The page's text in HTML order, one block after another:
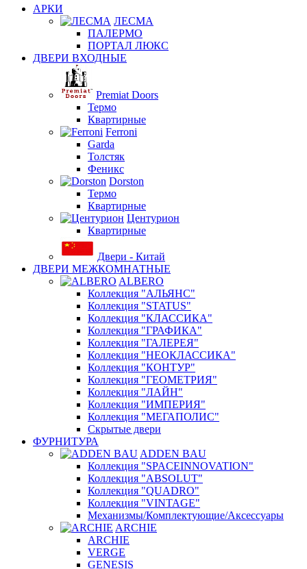
АРКИ
ЛЕСМА
ПАЛЕРМО
ПОРТАЛ ЛЮКС
ДВЕРИ ВХОДНЫЕ
Premiat Doors
Термо
Квартирные
Ferroni
Garda
Толстяк
Феникс
Dorston
Термо
Квартирные
Центурион
Квартирные
Двери - Китай
ДВЕРИ МЕЖКОМНАТНЫЕ
ALBERO
Коллекция "АЛЬЯНС"
Коллекция "STATUS"
Коллекция "КЛАССИКА"
Коллекция "ГРАФИКА"
Коллекция "ГАЛЕРЕЯ"
Коллекция "НЕОКЛАССИКА"
Коллекция "КОНТУР"
Коллекция "ГЕОМЕТРИЯ"
Коллекция "ЛАЙН"
Коллекция "ИМПЕРИЯ"
Коллекция "МЕГАПОЛИС"
Скрытые двери
ФУРНИТУРА
ADDEN BAU
Коллекция "SPACEINNOVATION"
Коллекция "ABSOLUT"
Коллекция "QUADRO"
Коллекция "VINTAGE"
Механизмы/Комплектующие/Аксессуары
ARCHIE
ARCHIE
VERGE
GENESIS